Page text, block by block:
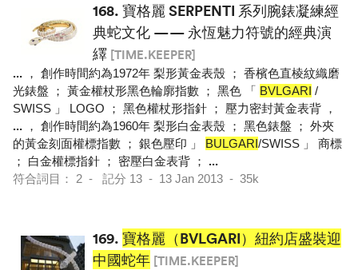
168. 寶格麗 SERPENTI 系列腕錶凝練經
典蛇文化 —— 永恆魅力符號的經典演
繹 [TIME.KEEPER]
... ， 創作時間約為1972年 梨形黃金表殼 ； 香檳色直棱紋織磨
光錶盤 ； 黃金權杖形黑色輪廓指數 ； 黑色 「 BVLGARI /
SWISS 」 LOGO ； 黑色權杖形指針 ； 壓力密封黃金表背 ，
... ， 創作時間約為1960年 梨形白金表殼 ； 黑色錶盤 ； 外夾
的黃金刻面權標指數 ； 銀色壓印 」 BULGARI/SWISS 」 商標
； 白金權標指針 ； 密壓白金表背 ； ...
符合詞目： 2 - 記分 13 - 13 Jan 2013 - 35k
169. 寶格麗（BVLGARI）紐約店盛裝迎
中國蛇年 [TIME.KEEPER]